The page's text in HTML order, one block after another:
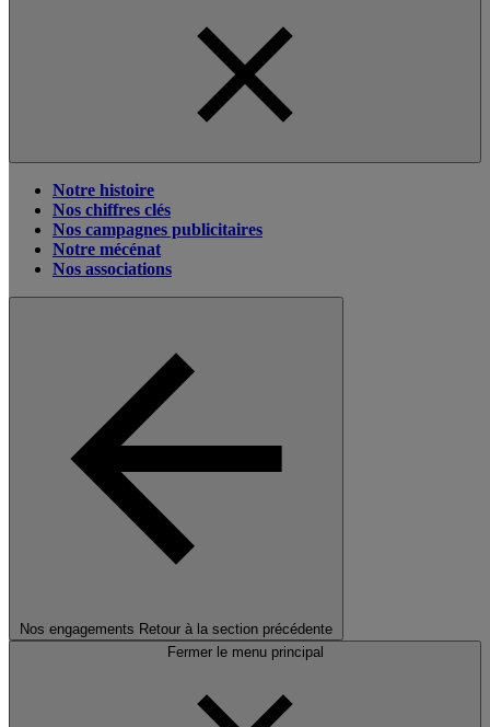
Notre histoire
Nos chiffres clés
Nos campagnes publicitaires
Notre mécénat
Nos associations
Nos engagements Retour à la section précédente
Fermer le menu principal